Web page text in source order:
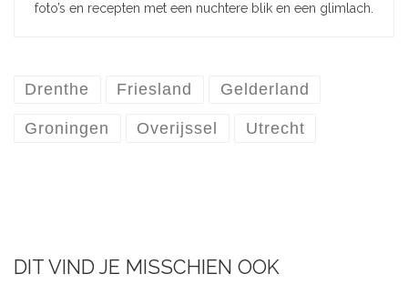
foto’s en recepten met een nuchtere blik en een glimlach.
Drenthe Friesland Gelderland
Groningen Overijssel Utrecht
DIT VIND JE MISSCHIEN OOK